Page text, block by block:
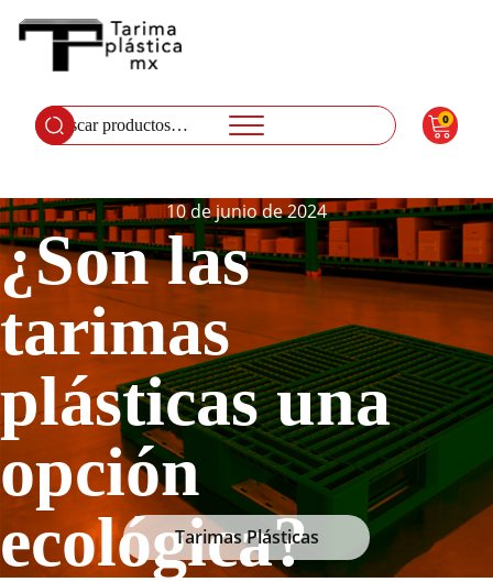
Buscar
por:
0
10 de junio de 2024
¿Son las
tarimas
plásticas una
opción
ecológica?
Tarimas Plásticas